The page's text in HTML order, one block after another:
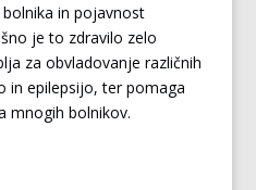
in pojavnost
je to zdravilo zelo
za obvladovanje različnih
in epilepsijo, ter pomaga
mnogih bolnikov.